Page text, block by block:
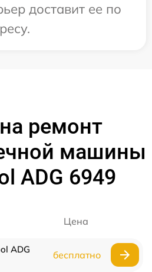
доставит ее по
ремонт
машины
ADG 6949
Цена
ADG
бесплатно